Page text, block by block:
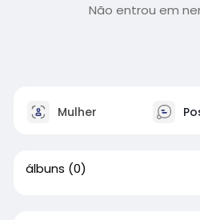
Não entrou em
Mulher
álbuns (0)